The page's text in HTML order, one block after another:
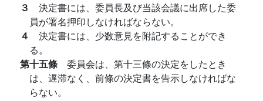
３ 決定書には、委員長及び当該会議に出席した委
員が署名押印しなければならない。
４ 決定書には、少数意見を附記することができ
る。
第十五條 委員会は、第十三條の決定をしたとき
は、遅滞なく、前條の決定書を告示しなければな
らない。